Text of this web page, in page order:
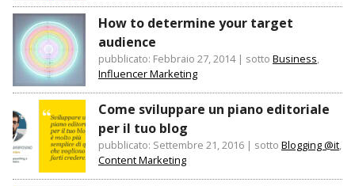
How to determine your target
audience
pubblicato: Febbraio 27, 2014| sotto Business,
Influencer Marketing
Come sviluppare un piano editoriale
per il tuo blog
pubblicato: Settembre 21, 2016 | sotto Blogging @it,
Content Marketing